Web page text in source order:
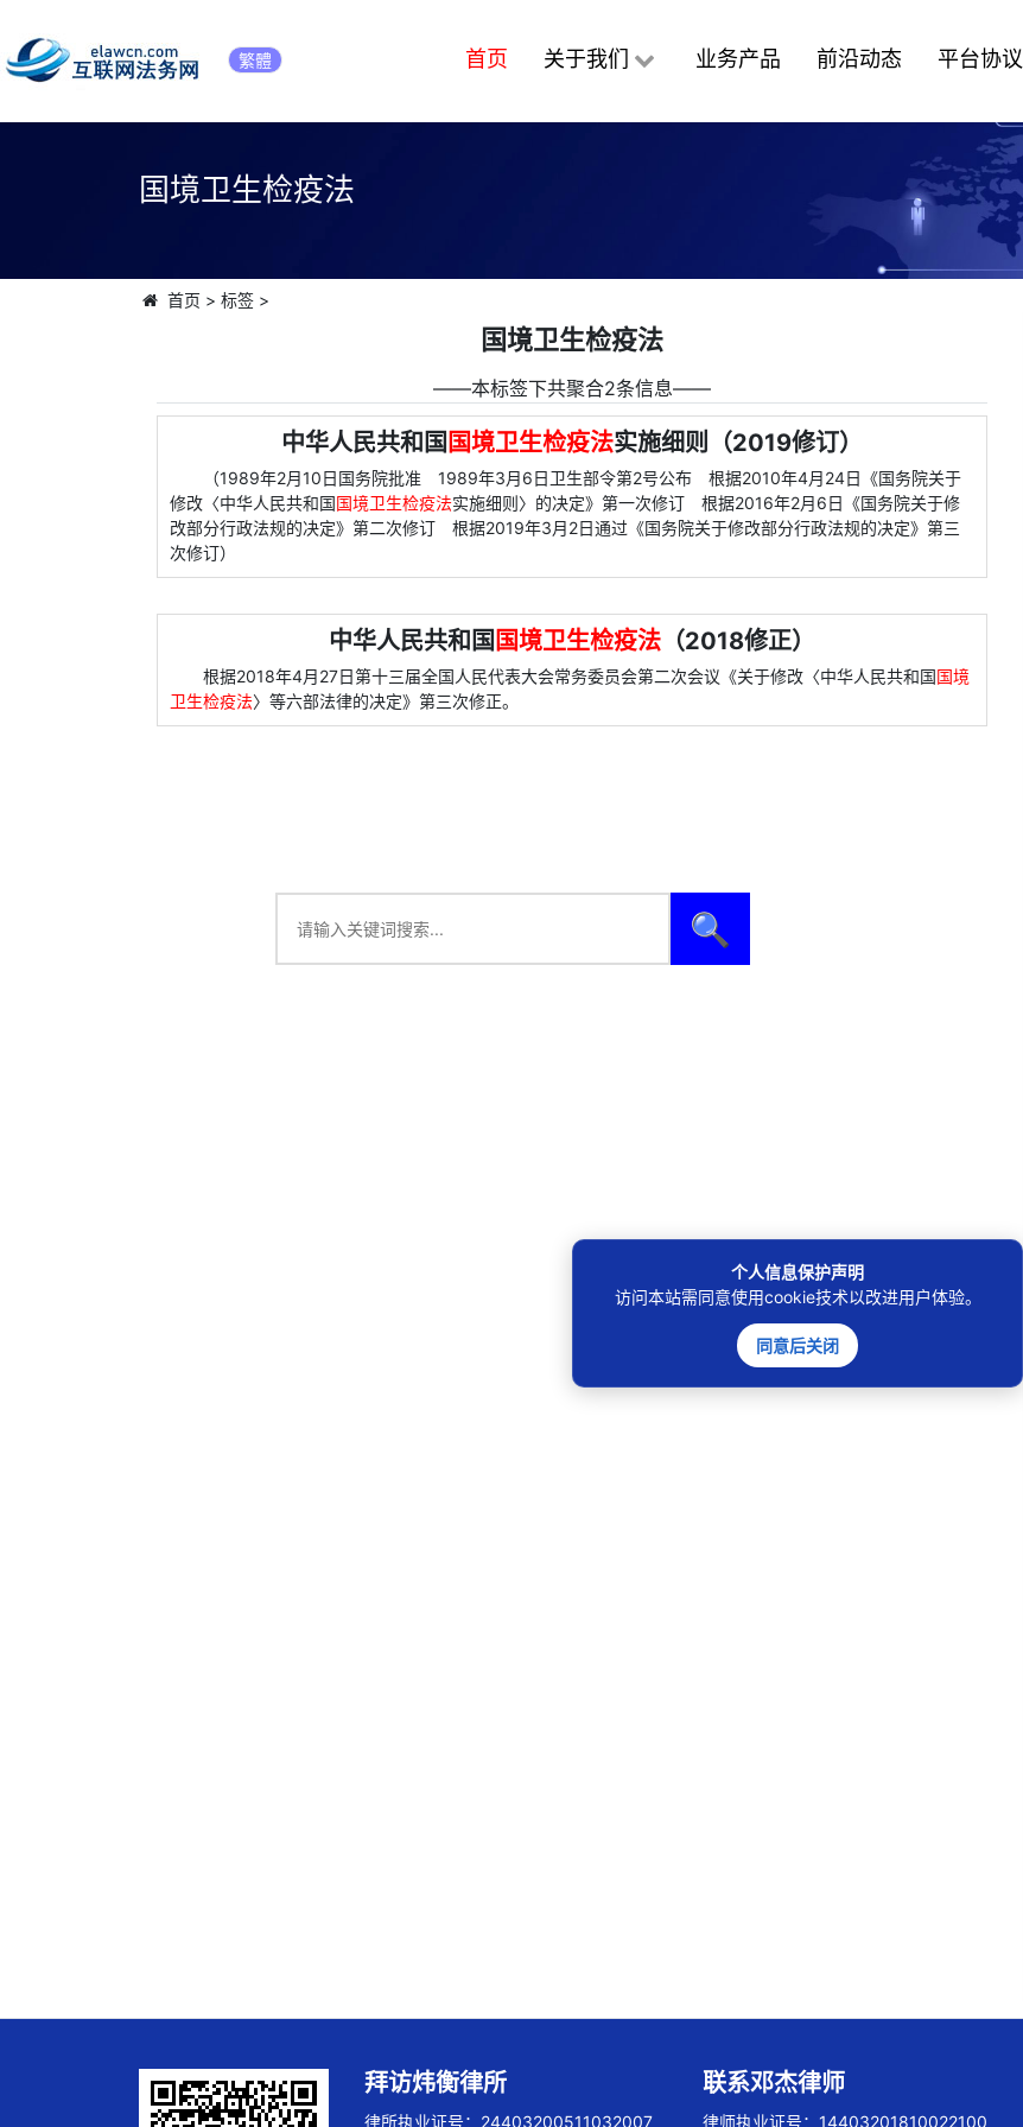
繁體 首页 关于我们 业务产品 前沿动态 平台协议
国境卫生检疫法
首页 > 标签>
国境卫生检疫法
――本标签下共聚合2条信息――
中华人民共和国 国境卫生检疫法实施细则（2019修订）
（1989年2月10日国务院批准 1989年3月6日卫生部令第2号公布 根据2010年4月24日《国务院关于
修改〈中华人民共和国国境卫生检疫法实施细则〉的决定》第一次修订 根据2016年2月6日《国务院关于修
改部分行政法规的决定》第二次修订 根据2019年3月2日通过《国务院关于修改部分行政法规的决定》第三
次修订）
中华人民共和国 国境卫生检疫法 （2018修正）
根据2018年4月27日第十三届全国人民代表大会常务委员会第二次会议《关于修改〈中华人民共和国国境
卫生检疫法〉等六部法律的决定》第三次修正。
🔍
拜访炜衡律所
律所执业证号：24403200511032007
联系邓杰律师
律师执业证号：14403201810022100
个人信息保护声明
访问本站需同意使用cookie技术以改进用户体验。
同意后关闭